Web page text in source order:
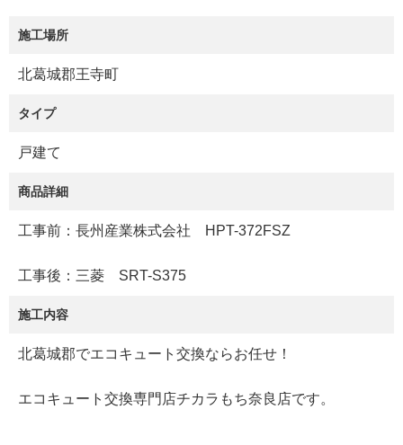
施工場所
北葛城郡王寺町
タイプ
戸建て
商品詳細
工事前：長州産業株式会社 HPT-372FSZ
工事後：三菱 SRT-S375
施工内容
北葛城郡でエコキュート交換ならお任せ！
エコキュート交換専門店チカラもち奈良店です。